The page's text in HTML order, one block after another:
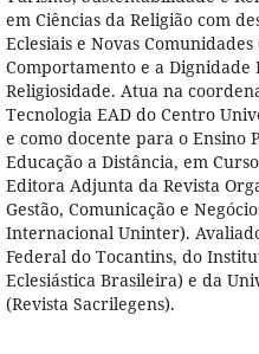
em Ciências da Religião com
Eclesiais e Novas
Comportamento e a Dignidade
Religiosidade. Atua na
Tecnologia EAD do Centro
e como docente para o Ensino
Educação a Distância, em
Editora Adjunta da Revista
Gestão, Comunicação e
Internacional Uninter).
Federal do Tocantins, do
Eclesiástica Brasileira) e da
(Revista Sacrilegens).